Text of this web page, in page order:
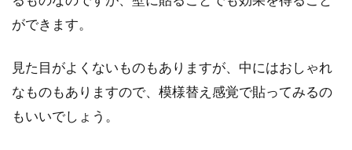
ができます。
見た目がよくないものもありますが、中にはおしゃれ
なものもありますので、模様替え感覚で貼ってみるの
もいいでしょう。